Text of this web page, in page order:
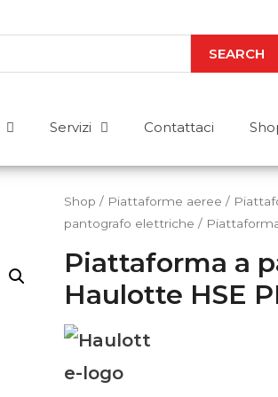
SEARCH
Abbiamo le risposte
Acquisto o noleggio? Stoccaggio o
Per uso esterno o interno? Elettrico o
risposta a tutte le tue domande. Mettici
Servizi Contattaci
Shop / Piattaforme aeree /
pantografo elettriche /
Piattaforma a
Haulotte HSE